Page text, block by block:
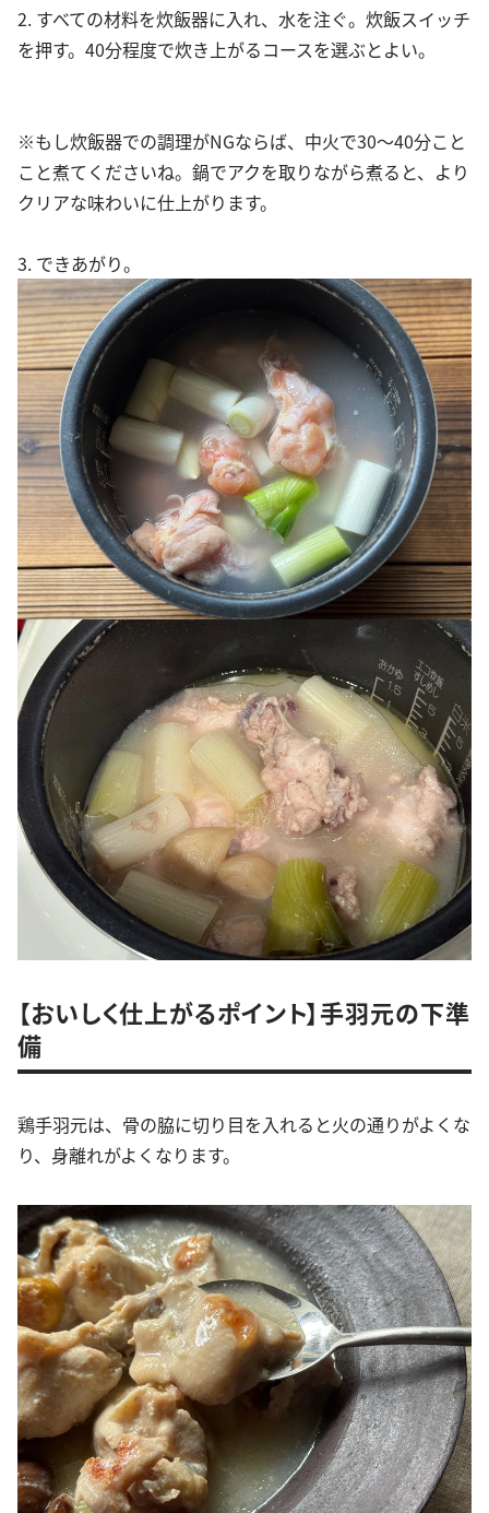
2. すべての材料を炊飯器に入れ、水を注ぐ。炊飯スイッチ
を押す。40分程度で炊き上がるコースを選ぶとよい。
※もし炊飯器での調理がNGならば、中火で30〜40分こと
こと煮てくださいね。鍋でアクを取りながら煮ると、より
クリアな味わいに仕上がります。
3. できあがり。
【おいしく仕上がるポイント】手羽元の下準
備
鶏手羽元は、骨の脇に切り目を入れると火の通りがよくな
り、身離れがよくなります。